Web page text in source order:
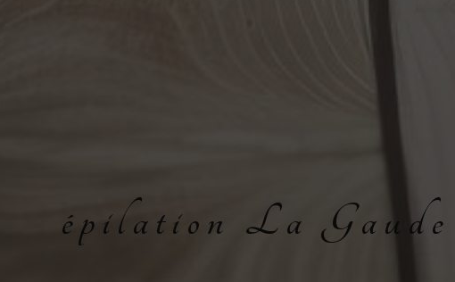
épilation La Gaude